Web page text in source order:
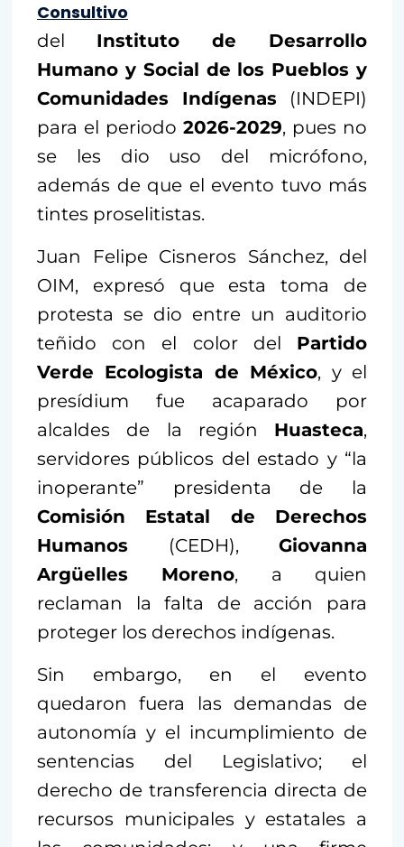
Consultivo
del Instituto de Desarrollo
Humano y Social de los Pueblos y
Comunidades Indígenas (INDEPI)
para el periodo 2026-2029, pues no
se les dio uso del micrófono,
además de que el evento tuvo más
tintes proselitistas.
Juan Felipe Cisneros Sánchez, del
OIM, expresó que esta toma de
protesta se dio entre un auditorio
teñido con el color del Partido
Verde Ecologista de México, y el
presídium fue acaparado por
alcaldes de la región Huasteca,
servidores públicos del estado y “la
inoperante” presidenta de la
Comisión Estatal de Derechos
Humanos (CEDH), Giovanna
Argüelles Moreno, a quien
reclaman la falta de acción para
proteger los derechos indígenas.
Sin embargo, en el evento
quedaron fuera las demandas de
autonomía y el incumplimiento de
sentencias del Legislativo; el
derecho de transferencia directa de
recursos municipales y estatales a